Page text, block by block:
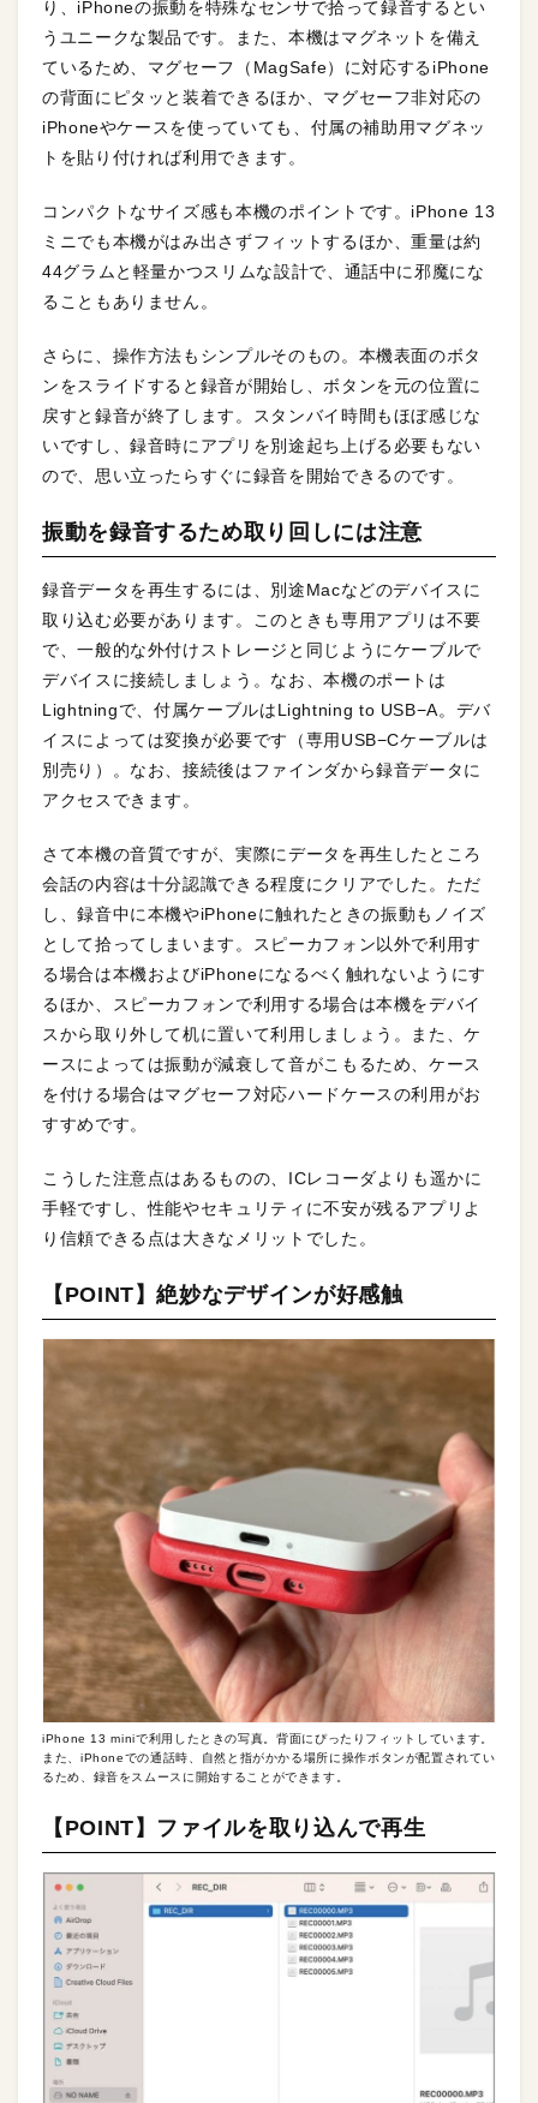
り、iPhoneの振動を特殊なセンサで拾って録音するとい
うユニークな製品です。また、本機はマグネットを備え
ているため、マグセーフ（MagSafe）に対応するiPhone
の背面にピタッと装着できるほか、マグセーフ非対応の
iPhoneやケースを使っていても、付属の補助用マグネッ
トを貼り付ければ利用できます。
コンパクトなサイズ感も本機のポイントです。iPhone 13
ミニでも本機がはみ出さずフィットするほか、重量は約
44グラムと軽量かつスリムな設計で、通話中に邪魔にな
ることもありません。
さらに、操作方法もシンプルそのもの。本機表面のボタ
ンをスライドすると録音が開始し、ボタンを元の位置に
戻すと録音が終了します。スタンバイ時間もほぼ感じな
いですし、録音時にアプリを別途起ち上げる必要もない
ので、思い立ったらすぐに録音を開始できるのです。
振動を録音するため取り回しには注意
録音データを再生するには、別途Macなどのデバイスに
取り込む必要があります。このときも専用アプリは不要
で、一般的な外付けストレージと同じようにケーブルで
デバイスに接続しましょう。なお、本機のポートは
Lightningで、付属ケーブルはLightning to USB−A。デバ
イスによっては変換が必要です（専用USB−Cケーブルは
別売り）。なお、接続後はファインダから録音データに
アクセスできます。
さて本機の音質ですが、実際にデータを再生したところ
会話の内容は十分認識できる程度にクリアでした。ただ
し、録音中に本機やiPhoneに触れたときの振動もノイズ
として拾ってしまいます。スピーカフォン以外で利用す
る場合は本機およびiPhoneになるべく触れないようにす
るほか、スピーカフォンで利用する場合は本機をデバイ
スから取り外して机に置いて利用しましょう。また、ケ
ースによっては振動が減衰して音がこもるため、ケース
を付ける場合はマグセーフ対応ハードケースの利用がお
すすめです。
こうした注意点はあるものの、ICレコーダよりも遥かに
手軽ですし、性能やセキュリティに不安が残るアプリよ
り信頼できる点は大きなメリットでした。
【POINT】絶妙なデザインが好感触
iPhone 13 miniで利用したときの写真。背面にぴったりフィットしています。
また、iPhoneでの通話時、自然と指がかかる場所に操作ボタンが配置されてい
るため、録音をスムースに開始することができます。
【POINT】ファイルを取り込んで再生